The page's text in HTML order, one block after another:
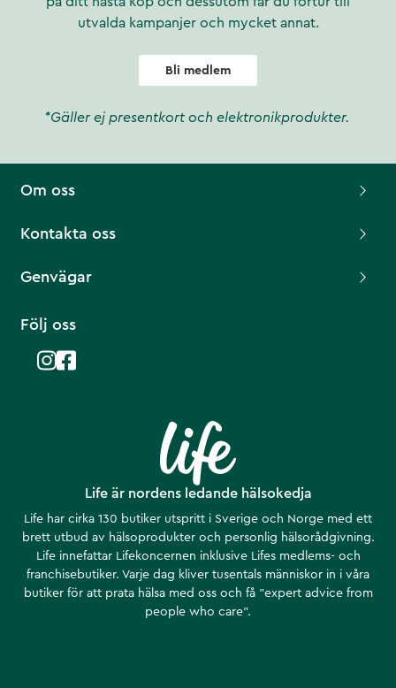
utvalda kampanjer och mycket annat.
Bli medlem
*Gäller ej presentkort och elektronikprodukter.
Life är nordens ledande hälsokedja
Life har cirka 130 butiker utspritt i Sverige och Norge med ett
brett utbud av hälsoprodukter och personlig hälsorådgivning.
Life innefattar Lifekoncernen inklusive Lifes medlems- och
franchisebutiker. Varje dag kliver tusentals människor in i våra
butiker för att prata hälsa med oss och få ”expert advice from
people who care”.
Om oss
Kontakta oss
Genvägar
Följ oss